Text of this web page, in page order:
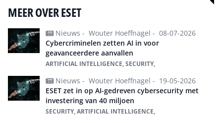
MEER OVER ESET
Nieuws - Wouter Hoeffnagel - 08-07-2026
Cybercriminelen zetten AI in voor
geavanceerdere aanvallen
ARTIFICIAL INTELLIGENCE, SECURITY,
Nieuws - Wouter Hoeffnagel - 19-05-2026
ESET zet in op AI-gedreven cybersecurity met
investering van 40 miljoen
SECURITY, ARTIFICIAL INTELLIGENCE,